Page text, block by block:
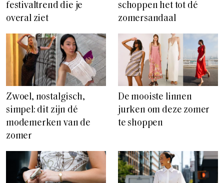
festivaltrend die je
overal ziet
schoppen het tot dé
zomersandaal
Zwoel, nostalgisch,
simpel: dit zijn dé
modemerken van de
zomer
De mooiste linnen
jurken om deze zomer
te shoppen